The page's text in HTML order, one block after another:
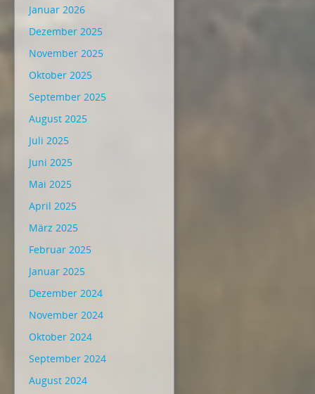
Januar 2026
Dezember 2025
November 2025
Oktober 2025
September 2025
August 2025
Juli 2025
Juni 2025
Mai 2025
April 2025
März 2025
Februar 2025
Januar 2025
Dezember 2024
November 2024
Oktober 2024
September 2024
August 2024